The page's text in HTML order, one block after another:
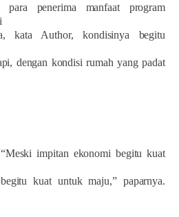
penerima manfaat program
kata Author, kondisinya begitu
dengan kondisi rumah yang padat
impitan ekonomi begitu kuat
kuat untuk maju,” paparnya.